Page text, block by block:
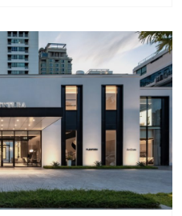
ที่ส่วนกลางเพื่อให้สมาชิก
งเป็นการปรับใช้พื้นที่ของ
อนทับที่ลงตัวระหว่างห้องนั่ง
พื้นที่ห้องครัว เช่นเดียวกับ
เปิดเชื่อมถึงกันเป็นพื้นที่
หลักอย่าง ไม้ และองค์
ลือยผิวที่โครงสร้างบันได ยัง
ยในดูสว่างไสวโปร่งสบายตา
Atelier ด้วยฝีมือการ
านหลังนี้ จึงไม่ใช่เพียงบ้าน
ยมไปด้วยสุนทรียะ และความ
และการสร้างองค์ประกอบ
นไปในทุกพื้นที่อย่างลงตัว
แบบบ้านที่มีลักษณะแคบลึกยาว
ประสบกับการที่ลักษณะของ